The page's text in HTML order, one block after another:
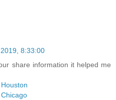
8:33:00
share information it helped me